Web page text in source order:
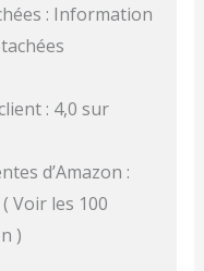
: Information
: 4,0 sur
d’Amazon :
Voir les 100
)